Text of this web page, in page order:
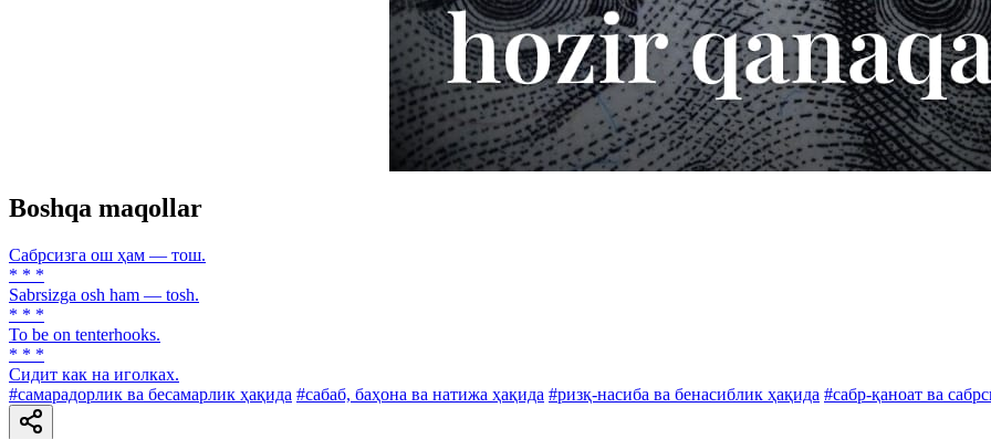
Boshqa maqollar
Сабрсизга ош ҳам — тош.
* * *
Sabrsizga osh ham — tosh.
* * *
To be on tenterhooks.
* * *
Сидит как на иголках.
#самарадорлик ва бесамарлик ҳақида #сабаб, баҳона ва натижа ҳақида #ризқ-насиба ва бенасиблик ҳақида #сабр-қаноат ва